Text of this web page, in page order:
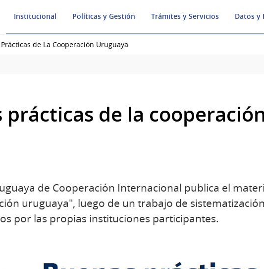
Institucional Políticas y Gestión Trámites y Servicios Datos y
de La Cooperación Uruguaya
prácticas de la
de Cooperación Internacional publica el
uruguaya", luego de un trabajo de
por las propias instituciones participantes.